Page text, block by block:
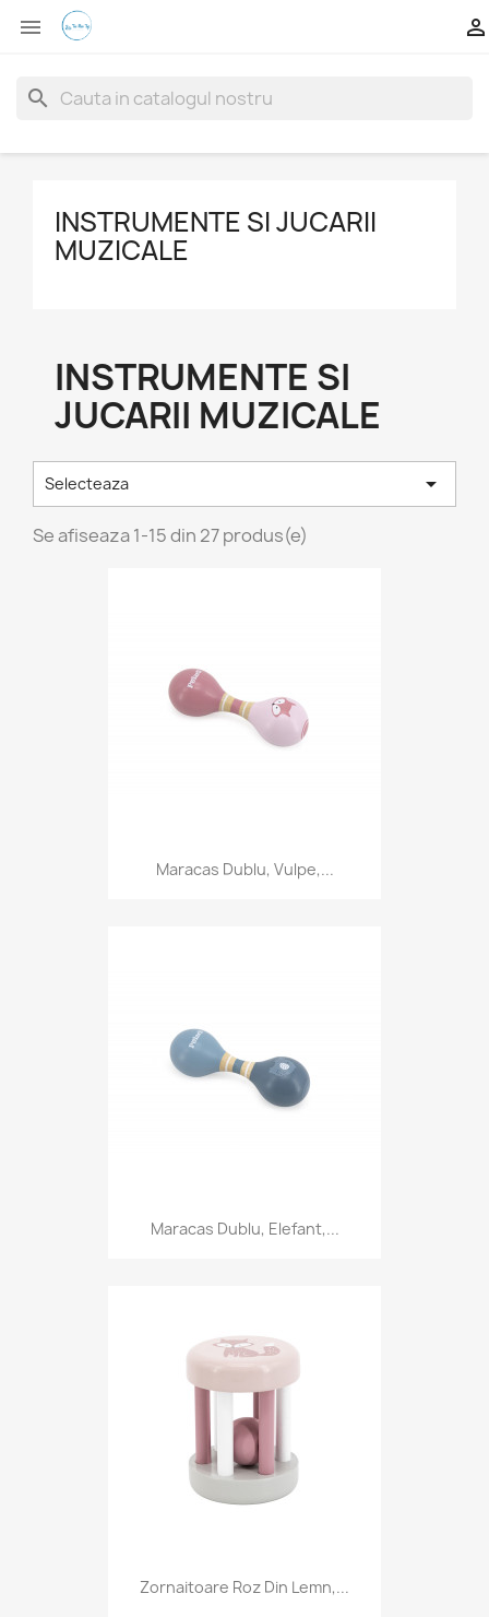
 
search
INSTRUMENTE SI JUCARII
MUZICALE
INSTRUMENTE SI
JUCARII MUZICALE
Selecteaza 
Se afiseaza 1-15 din 27 produs(e)
Maracas Dublu, Vulpe,...
Maracas Dublu, Elefant,...
Zornaitoare Roz Din Lemn,...